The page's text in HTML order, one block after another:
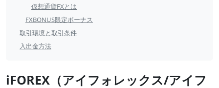
仮想通貨FXとは
FXBONUS限定ボーナス
取引環境と取引条件
入出金方法
iFOREX（アイフォレックス/アイフ